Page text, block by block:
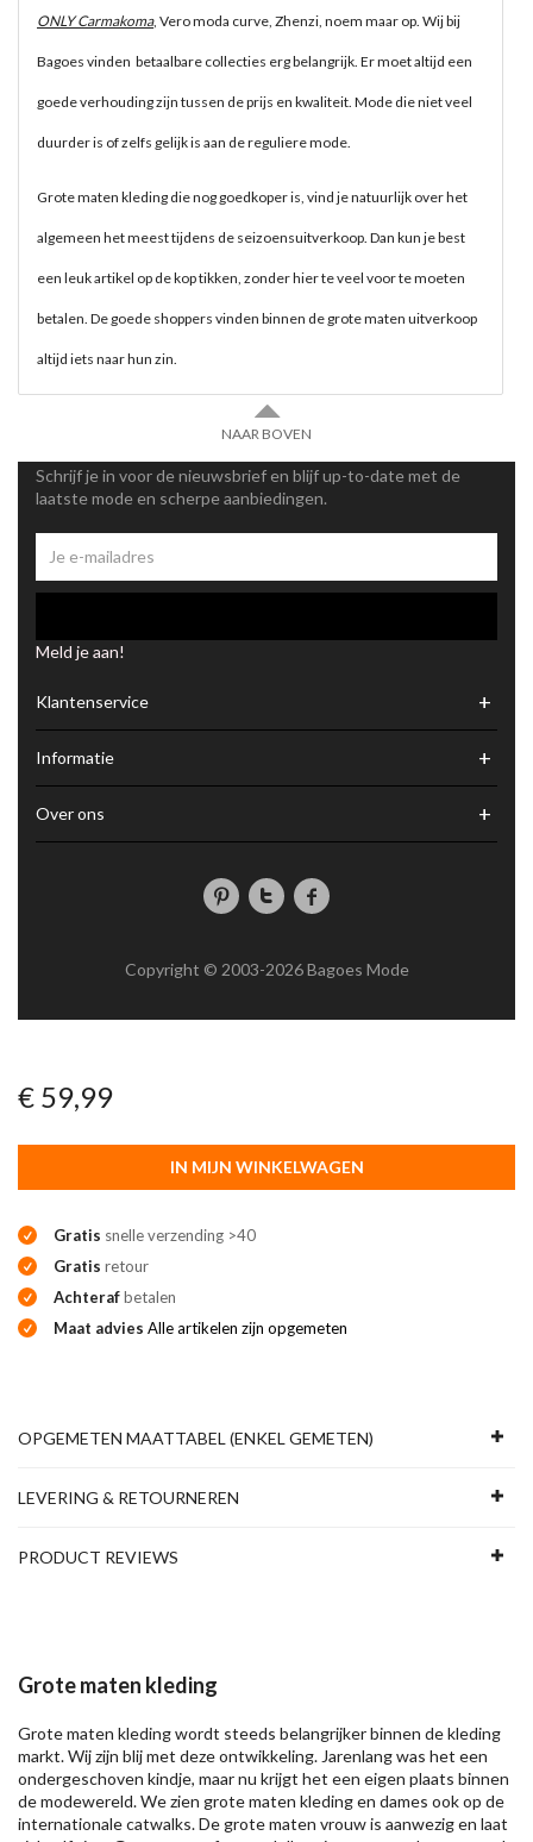
ONLY Carmakoma, Vero moda curve, Zhenzi, noem maar op. Wij bij
Bagoes vinden betaalbare collecties erg belangrijk. Er moet altijd een
goede verhouding zijn tussen de prijs en kwaliteit. Mode die niet veel
duurder is of zelfs gelijk is aan de reguliere mode.
Grote maten kleding die nog goedkoper is, vind je natuurlijk over het
algemeen het meest tijdens de seizoensuitverkoop. Dan kun je best
een leuk artikel op de kop tikken, zonder hier te veel voor te moeten
betalen. De goede shoppers vinden binnen de grote maten uitverkoop
altijd iets naar hun zin.
NAAR BOVEN
Schrijf je in voor de nieuwsbrief en blijf up-to-date met de
laatste mode en scherpe aanbiedingen.
Meld je aan!
Klantenservice +
Informatie +
Over ons +
Copyright © 2003-2026 Bagoes Mode
€ 59,99
IN MIJN WINKELWAGEN
Gratis snelle verzending >40
Gratis retour
Achterafbetalen
Maat advies Alle artikelen zijn opgemeten
OPGEMETEN MAATTABEL (ENKEL GEMETEN)
LEVERING & RETOURNEREN
PRODUCT REVIEWS
Grote maten kleding
Grote maten kleding wordt steeds belangrijker binnen de kleding
markt. Wij zijn blij met deze ontwikkeling. Jarenlang was het een
ondergeschoven kindje, maar nu krijgt het een eigen plaats binnen
de modewereld. We zien grote maten kleding en dames ook op de
internationale catwalks. De grote maten vrouw is aanwezig en laat